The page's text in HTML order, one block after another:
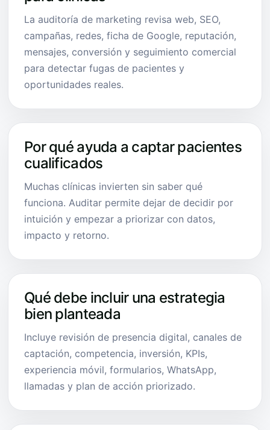
La auditoría de marketing revisa web, SEO,
campañas, redes, ficha de Google, reputación,
mensajes, conversión y seguimiento comercial
para detectar fugas de pacientes y
oportunidades reales.
Por qué ayuda a captar pacientes
cualificados
Muchas clínicas invierten sin saber qué
funciona. Auditar permite dejar de decidir por
intuición y empezar a priorizar con datos,
impacto y retorno.
Qué debe incluir una estrategia
bien planteada
Incluye revisión de presencia digital, canales de
captación, competencia, inversión, KPIs,
experiencia móvil, formularios, WhatsApp,
llamadas y plan de acción priorizado.